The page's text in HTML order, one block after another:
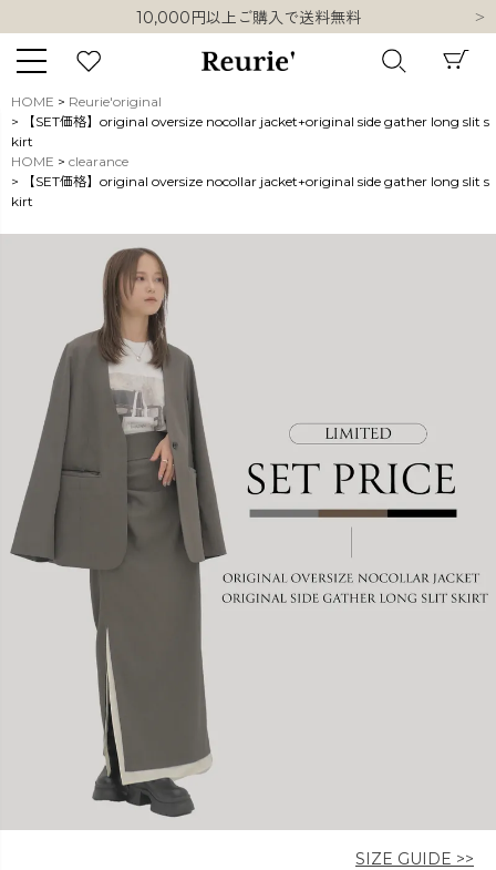
10,000円以上ご購入で送料無料
類似ブランド・他社ショップ様との誤認知に関するお願い
10,000円以上ご購入で送料無料
キーワード
新着
商品タイプ
ORIGINAL HIT ITEM
カラー
HOME
Reurie'original
【SET価格】original oversize nocollar jacket+original side gather long slit s
kirt
HOME
clearance
【SET価格】original oversize nocollar jacket+original side gather long slit s
kirt
SIZE GUIDE >>